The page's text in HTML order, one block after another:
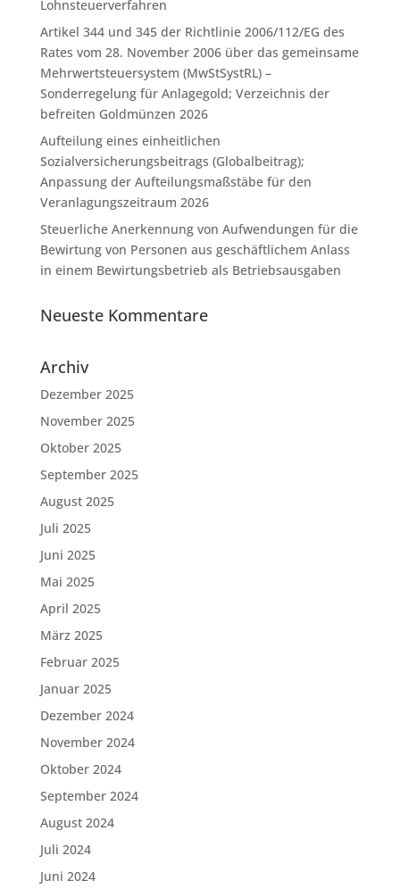
Lohnsteuerverfahren
Artikel 344 und 345 der Richtlinie 2006/112/EG des
Rates vom 28. November 2006 über das gemeinsame
Mehrwertsteuersystem (MwStSystRL) –
Sonderregelung für Anlagegold; Verzeichnis der
befreiten Goldmünzen 2026
Aufteilung eines einheitlichen
Sozialversicherungsbeitrags (Globalbeitrag);
Anpassung der Aufteilungsmaßstäbe für den
Veranlagungszeitraum 2026
Steuerliche Anerkennung von Aufwendungen für die
Bewirtung von Personen aus geschäftlichem Anlass
in einem Bewirtungsbetrieb als Betriebsausgaben
Neueste Kommentare
Archiv
Dezember 2025
November 2025
Oktober 2025
September 2025
August 2025
Juli 2025
Juni 2025
Mai 2025
April 2025
März 2025
Februar 2025
Januar 2025
Dezember 2024
November 2024
Oktober 2024
September 2024
August 2024
Juli 2024
Juni 2024